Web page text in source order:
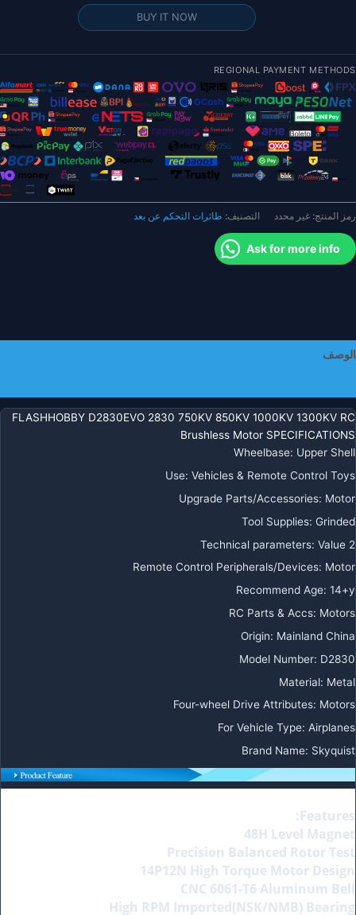
1000KV
1300KV
فرش
السيارات
للطائرات
بدون
طيار
مولتيكوبتر
طائرة
مزودة
هليكوبتر
جزء
BUY IT NOW
REGIONAL PAYMENT METHODS
رمز المنتج: غير محدد التصنيف: طائرات التحكم عن بعد
Ask for more info
الوصف
FLASHHOBBY D2830EVO 2830 750KV 850KV 1000KV 1300KV RC
Brushless Motor SPECIFICATIONS
Wheelbase: Upper Shell
Use: Vehicles & Remote Control Toys
Upgrade Parts/Accessories: Motor
Tool Supplies: Grinded
Technical parameters: Value 2
Remote Control Peripherals/Devices: Motor
Recommend Age: 14+y
RC Parts & Accs: Motors
Origin: Mainland China
Model Number: D2830
Material: Metal
Four-wheel Drive Attributes: Motors
For Vehicle Type: Airplanes
Brand Name: Skyquist
Features:
48H Level Magnet
Precision Balanced Rotor Test
14P12N High Torque Motor Design
CNC 6061-T6 Aluminum Bell
High RPM Imported(NSK/NMB) Bearing